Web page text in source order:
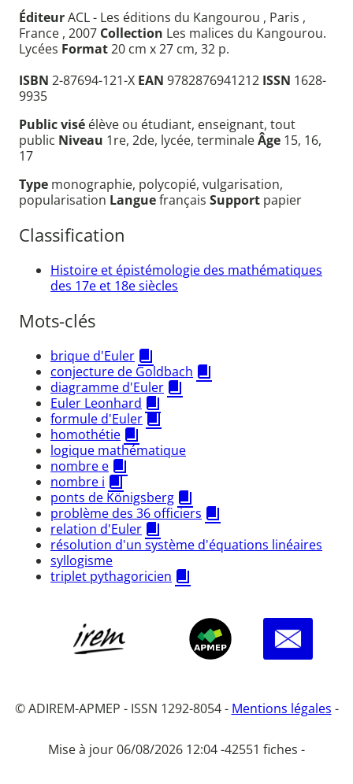
ÉditeurACL - Les éditions du Kangourou , Paris ,
France , 2007 Collection Les malices du Kangourou.
Lycées Format20 cm x 27 cm, 32 p.
ISBN 2-87694-121-X EAN 9782876941212 ISSN 1628-
9935
Public visé élève ou étudiant, enseignant, tout
public Niveau 1re, 2de, lycée, terminaleÂge 15, 16,
17
Type monographie, polycopié, vulgarisation,
popularisation Languefrançais Support papier
Classification
Histoire et épistémologie des mathématiques
des 17e et 18e siècles
Mots-clés
brique d'Euler
conjecture de Goldbach
diagramme d'Euler
Euler Leonhard
formule d'Euler
homothétie
logique mathématique
nombre e
nombre i
ponts de Königsberg
problème des 36 officiers
relation d'Euler
résolution d'un système d'équations linéaires
syllogisme
triplet pythagoricien
© ADIREM-APMEP - ISSN 1292-8054 - Mentions légales -
Mise à jour 06/08/2026 12:04 -42551 fiches -